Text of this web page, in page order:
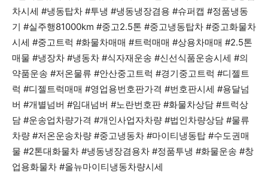
차시세 #냉동탑차 #투냉 #냉동냉장겸용 #슈퍼캡 #정품냉동
기 #실주행81000km #중고2.5톤 #중고냉동탑차 #중고화물차
시세 #중고트럭 #화물차매매 #트럭매매 #상용차매매 #2.5톤
매물 #냉장차 #냉동차 #식자재운송 #신선식품운송시세 #의
약품운송 #저온물류 #안산중고트럭 #경기중고트럭 #디젤트
럭 #디젤트럭매매 #영업용번호판가격 #번호판시세 #용달넘
버 #개별넘버 #임대넘버 #노란번호판 #화물차상담 #트럭상
담 #운송업차량가격 #개인사업자차량 #법인차량상담 #물류
차량 #저온운송차량 #중고냉동차 #마이티냉동탑 #수도권매
물 #2톤대화물차 #냉동냉장겸용차 #정품투냉 #화물운송 #창
업용화물차 #올뉴마이티냉동차량시세